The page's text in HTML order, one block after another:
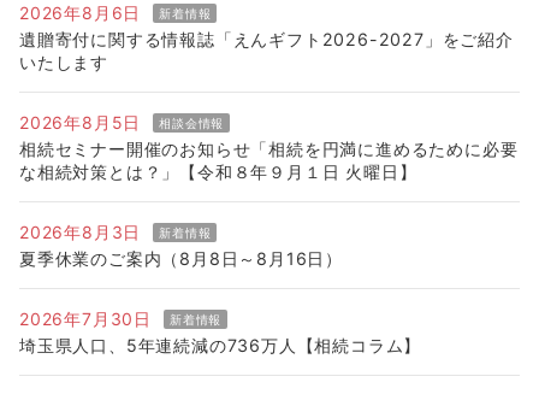
2026年8月6日 新着情報
遺贈寄付に関する情報誌「えんギフト2026-2027」をご紹介
いたします
2026年8月5日 相談会情報
相続セミナー開催のお知らせ「相続を円満に進めるために必要
な相続対策とは？」【令和８年９月１日 火曜日】
2026年8月3日 新着情報
夏季休業のご案内（8月8日～8月16日）
2026年7月30日 新着情報
埼玉県人口、5年連続減の736万人【相続コラム】